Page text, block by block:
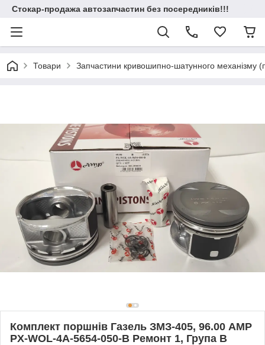
Стокар-продажа автозапчастин без посередників!!!
Товари Запчастини кривошипно-шатунного механізму
Комплект поршнів Газель ЗМЗ-405, 96.00 AMP
PX-WOL-4A-5654-050-B Ремонт 1, Група В